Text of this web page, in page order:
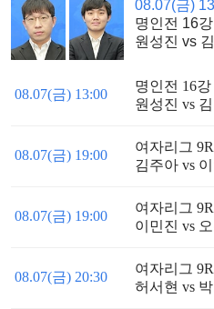
08.07(금)
명인전 16강
원성진 vs
08.07(금) 13:00
명인전 16강
원성진 vs
08.07(금) 19:00
여자리그
김주아 vs
08.07(금) 19:00
여자리그
이민진 vs
08.07(금) 20:30
여자리그
허서현 vs